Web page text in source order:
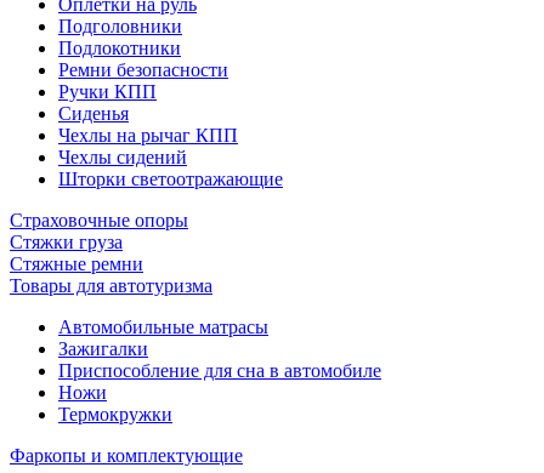
Оплетки на руль
Подголовники
Подлокотники
Ремни безопасности
Ручки КПП
Сиденья
Чехлы на рычаг КПП
Чехлы сидений
Шторки светоотражающие
Страховочные опоры
Стяжки груза
Стяжные ремни
Товары для автотуризма
Автомобильные матрасы
Зажигалки
Приспособление для сна в автомобиле
Ножи
Термокружки
Фаркопы и комплектующие